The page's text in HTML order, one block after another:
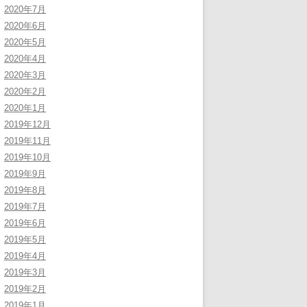
2020年7月
2020年6月
2020年5月
2020年4月
2020年3月
2020年2月
2020年1月
2019年12月
2019年11月
2019年10月
2019年9月
2019年8月
2019年7月
2019年6月
2019年5月
2019年4月
2019年3月
2019年2月